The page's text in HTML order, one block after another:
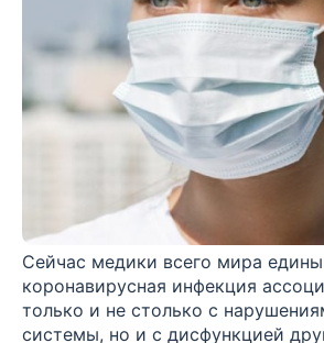
Сейчас медики всего мира
коронавирусная инфекция
только и не столько с
системы, но и с дисфункцией